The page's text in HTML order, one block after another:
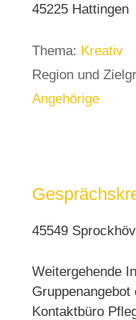
45225 Hattingen
Thema: Kreativ
Region und
Angehörige
45549
Weitergehende
Kontaktbüro